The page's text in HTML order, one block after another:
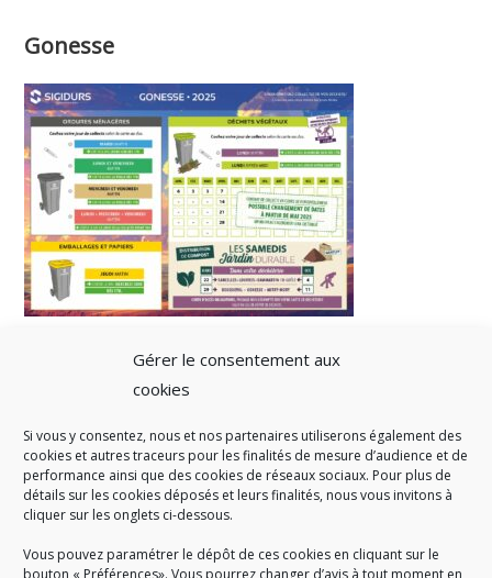
Gérer le consentement aux
cookies
Si vous y consentez, nous et nos partenaires utiliserons également des
cookies et autres traceurs pour les finalités de mesure d’audience et de
performance ainsi que des cookies de réseaux sociaux. Pour plus de
détails sur les cookies déposés et leurs finalités, nous vous invitons à
cliquer sur les onglets ci-dessous.
Vous pouvez paramétrer le dépôt de ces cookies en cliquant sur le
bouton « Préférences». Vous pourrez changer d’avis à tout moment en
Gonesse
A SAVOIR
Créé en 1978, le Sigidurs est un établissement public quiexerce
des missions de service public : la prévention, la collecte et la
valorisation des déchets ménagers et assimilés produits par son
territoire.